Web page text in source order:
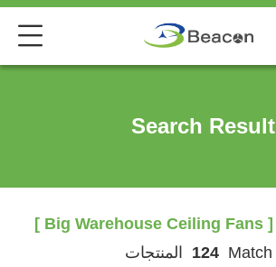
Search Result
[ Big Warehouse Ceiling Fans ]
124 المنتجات